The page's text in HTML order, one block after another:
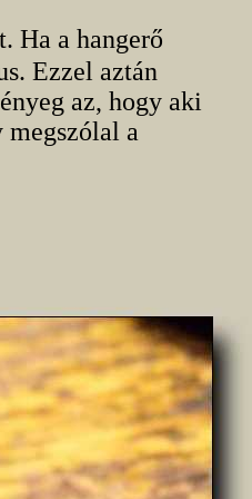
Ha a hangerő
Ezzel aztán
az, hogy aki
a